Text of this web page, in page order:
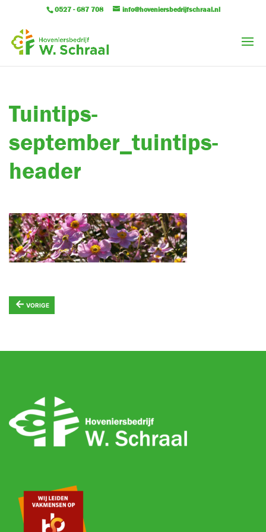
0527 - 687 708 info@hoveniersbedrijfschraal.nl
Tuintips-
september_tuintips-
header
← VORIGE